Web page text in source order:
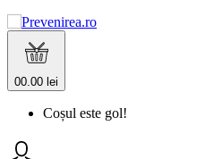
00.00 lei
Coșul este gol!